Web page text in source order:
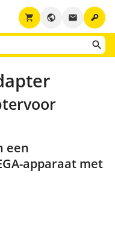
key
email
public
shopping_cart
een
apparaat met